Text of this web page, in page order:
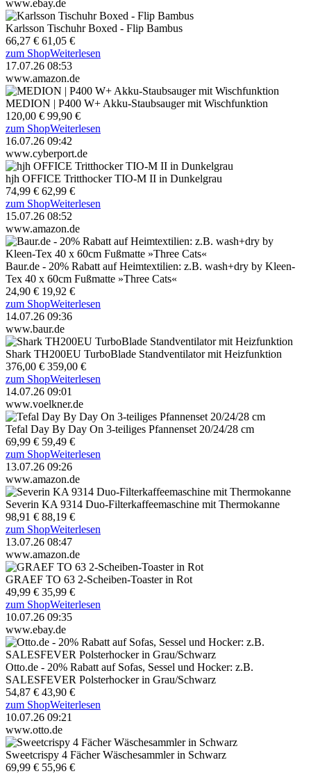
www.ebay.de
Karlsson Tischuhr Boxed - Flip Bambus
66,27 € 61,05 €
zum ShopWeiterlesen
17.07.26 08:53
www.amazon.de
MEDION | P400 W+ Akku-Staubsauger mit Wischfunktion
120,00 € 99,90 €
zum ShopWeiterlesen
16.07.26 09:42
www.cyberport.de
hjh OFFICE Tritthocker TIO-M II in Dunkelgrau
74,99 € 62,99 €
zum ShopWeiterlesen
15.07.26 08:52
www.amazon.de
Baur.de - 20% Rabatt auf Heimtextilien: z.B. wash+dry by Kleen-
Tex 40 x 60cm Fußmatte »Three Cats«
24,90 € 19,92 €
zum ShopWeiterlesen
14.07.26 09:36
www.baur.de
Shark TH200EU TurboBlade Standventilator mit Heizfunktion
376,00 € 359,00 €
zum ShopWeiterlesen
14.07.26 09:01
www.voelkner.de
Tefal Day By Day On 3-teiliges Pfannenset 20/24/28 cm
69,99 € 59,49 €
zum ShopWeiterlesen
13.07.26 09:26
www.amazon.de
Severin KA 9314 Duo-Filterkaffeemaschine mit Thermokanne
98,91 € 88,19 €
zum ShopWeiterlesen
13.07.26 08:47
www.amazon.de
GRAEF TO 63 2-Scheiben-Toaster in Rot
49,99 € 35,99 €
zum ShopWeiterlesen
10.07.26 09:35
www.ebay.de
Otto.de - 20% Rabatt auf Sofas, Sessel und Hocker: z.B.
SALESFEVER Polsterhocker in Grau/Schwarz
54,87 € 43,90 €
zum ShopWeiterlesen
10.07.26 09:21
www.otto.de
Sweetcrispy 4 Fächer Wäschesammler in Schwarz
69,99 € 55,96 €